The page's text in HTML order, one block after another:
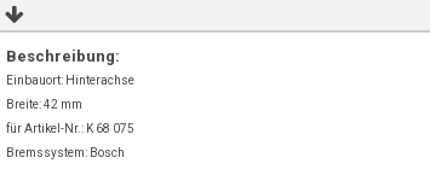
Beschreibung:
Einbauort: Hinterachse
Breite: 42 mm
für Artikel-Nr.: K 68 075
Bremssystem: Bosch